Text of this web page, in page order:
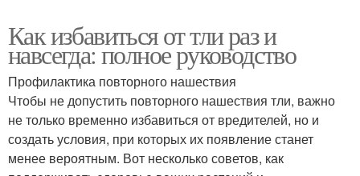
Как избавиться от тли раз и
навсегда: полное руководство
Профилактика повторного нашествия
Чтобы не допустить повторного нашествия тли, важно
не только временно избавиться от вредителей, но и
создать условия, при которых их появление станет
менее вероятным. Вот несколько советов, как